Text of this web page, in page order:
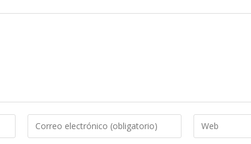
Introduce
tu
Introduce
la